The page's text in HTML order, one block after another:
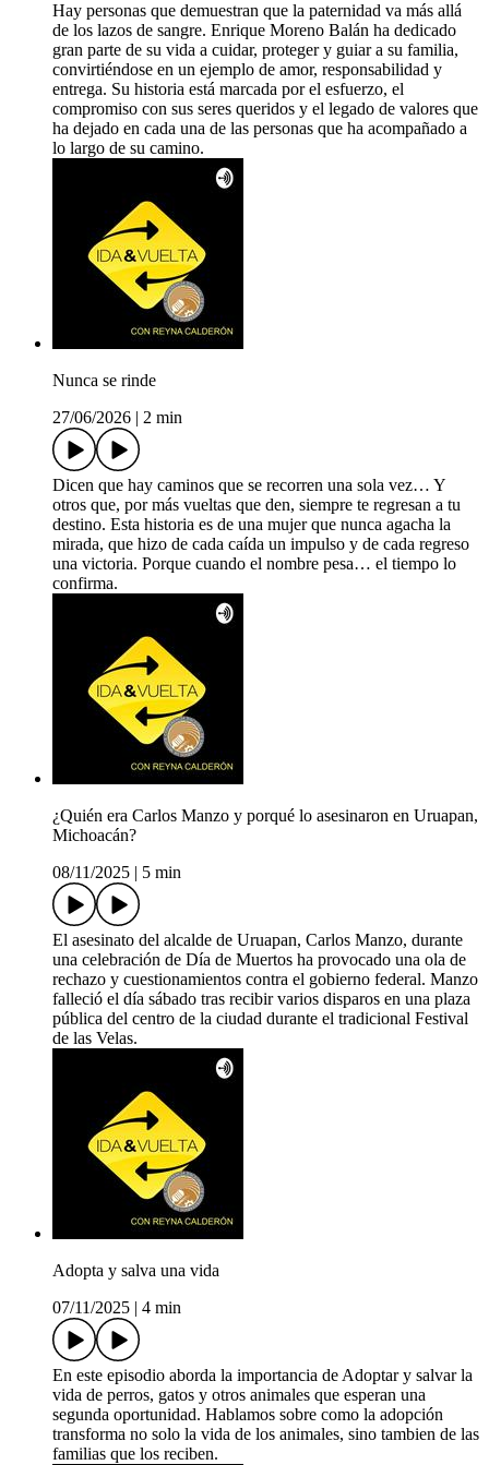
Hay personas que demuestran que la paternidad va más allá
de los lazos de sangre. Enrique Moreno Balán ha dedicado
gran parte de su vida a cuidar, proteger y guiar a su familia,
convirtiéndose en un ejemplo de amor, responsabilidad y
entrega. Su historia está marcada por el esfuerzo, el
compromiso con sus seres queridos y el legado de valores que
ha dejado en cada una de las personas que ha acompañado a
lo largo de su camino.
Nunca se rinde
27/06/2026
2 min
Dicen que hay caminos que se recorren una sola vez… Y
otros que, por más vueltas que den, siempre te regresan a tu
destino. Esta historia es de una mujer que nunca agacha la
mirada, que hizo de cada caída un impulso y de cada regreso
una victoria. Porque cuando el nombre pesa… el tiempo lo
confirma.
¿Quién era Carlos Manzo y porqué lo asesinaron en Uruapan,
Michoacán?
08/11/2025
5 min
El asesinato del alcalde de Uruapan, Carlos Manzo, durante
una celebración de Día de Muertos ha provocado una ola de
rechazo y cuestionamientos contra el gobierno federal. Manzo
falleció el día sábado tras recibir varios disparos en una plaza
pública del centro de la ciudad durante el tradicional Festival
de las Velas.
Adopta y salva una vida
07/11/2025
4 min
En este episodio aborda la importancia de Adoptar y salvar la
vida de perros, gatos y otros animales que esperan una
segunda oportunidad. Hablamos sobre como la adopción
transforma no solo la vida de los animales, sino tambien de las
familias que los reciben.